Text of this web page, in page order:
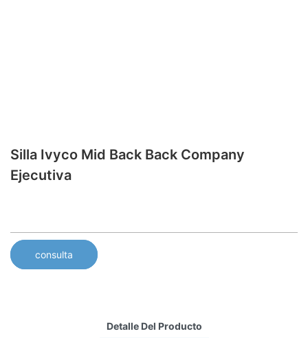
Silla Ivyco Mid Back Back Company
Ejecutiva
consulta
Detalle Del Producto